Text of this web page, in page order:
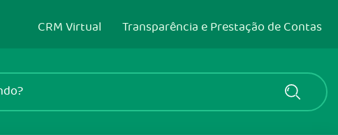
CRM Virtual Transparência e Prestação de Contas